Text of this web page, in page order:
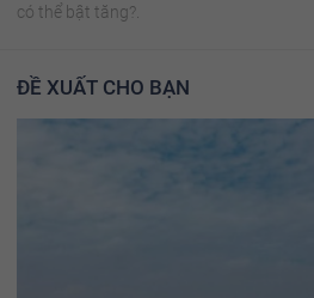
có thể bật tăng?.
ĐỀ XUẤT CHO BẠN